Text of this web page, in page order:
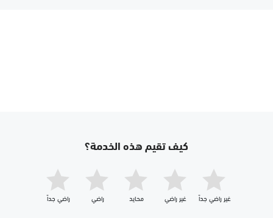
كيف تقيم هذه الخدمة؟
غير راضي جداّ غير راضي محايد راضي راضي جداّ